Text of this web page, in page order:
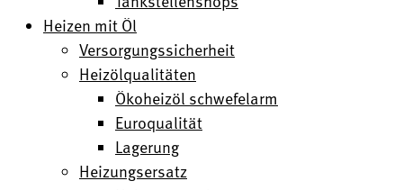
Heizen mit Öl
Versorgungssicherheit
Heizölqualitäten
Ökoheizöl schwefelarm
Euroqualität
Lagerung
Heizungsersatz